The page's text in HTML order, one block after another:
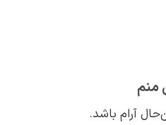
منم
آرام باشد.